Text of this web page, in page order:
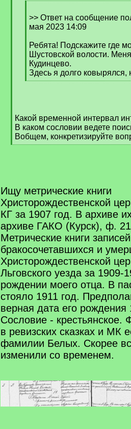
q
]
>> Ответ на сообщение
мая 2023 14:09
Ребята! Подскажите где
Шустовской волости.
Кудинцево.
Здесь я долго ковырялся,
[
Какой временной интервал
В каком сословии ведете
Вобщем, конкретизируйте
[
Ищу метрические книги
Христорождественской
КГ за 1907 год. В архиве
архиве ГАКО (Курск), ф.
Метрические книги
бракосочетавшихся и
Христорождественской
Льговского уезда за 1909-
рождении моего отца. В
стояло 1911 год.
верная дата его рождения
Сословие -
в ревизских сказках и МК
фамилии Белых. Скорее
изменили со временем.